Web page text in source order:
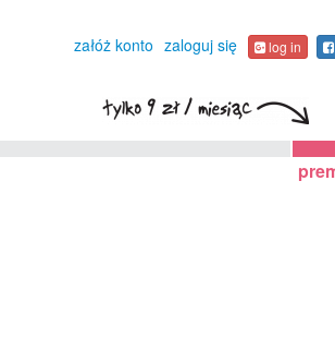
załóż konto zaloguj się log in